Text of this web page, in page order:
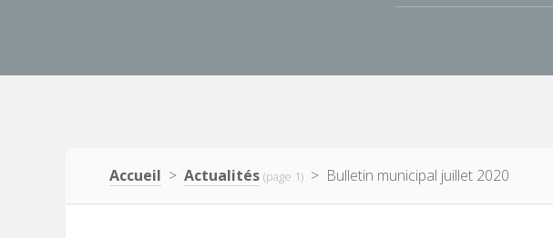
Accueil > Actualités (page 1) > Bulletin municipal juillet 2020